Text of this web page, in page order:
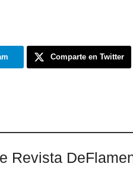
Comparte en Twitter
Revista